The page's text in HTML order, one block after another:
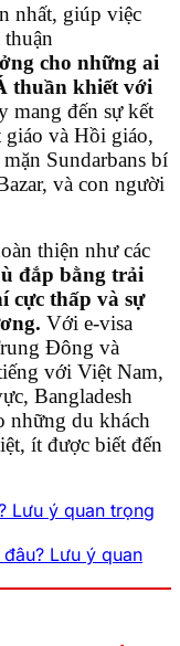
nhất, giúp việc
cho những ai
thuần khiết với
mang đến sự kết
giáo và Hồi giáo,
Sundarbans bí
và con người
thiện như các
đắp bằng trải
cực thấp và sự
Với e-visa
Đông và
với Việt Nam,
Bangladesh
những du khách
ít được biết đến
Lưu ý quan trọng
Lưu ý quan